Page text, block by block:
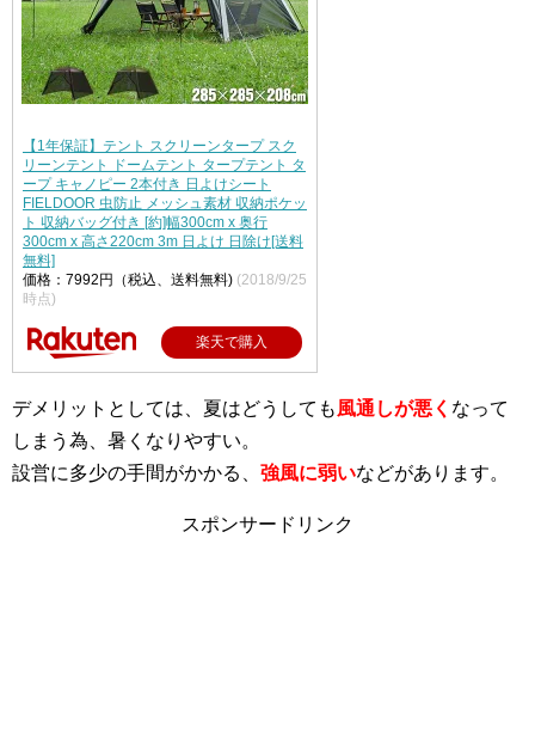
【1年保証】テント スクリーンタープ スク
リーンテント ドームテント タープテント タ
ープ キャノピー 2本付き 日よけシート
FIELDOOR 虫防止 メッシュ素材 収納ポケッ
ト 収納バッグ付き [約]幅300cm x 奥行
300cm x 高さ220cm 3m 日よけ 日除け[送料
無料]
価格：7992円（税込、送料無料) (2018/9/25
時点)
楽天で購入
デメリットとしては、夏はどうしても風通しが悪く なって
しまう為、暑くなりやすい。
設営に多少の手間がかかる、 強風に弱いなどがあります。
スポンサードリンク